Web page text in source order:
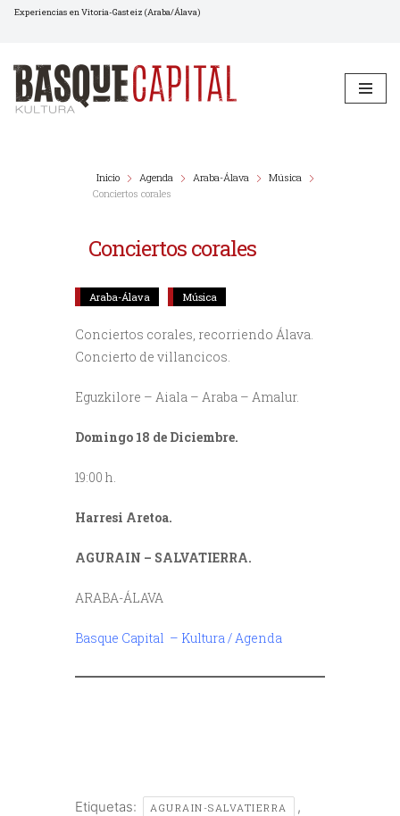
al
contenido
Experiencias en Vitoria-Gasteiz (Araba/Álava)
Inicio Agenda Araba-Álava
Música
Conciertos corales
Conciertos corales
Araba-Álava Música
Conciertos corales, recorriendo Álava.
Concierto de villancicos.
Eguzkilore – Aiala – Araba – Amalur.
Domingo 18 de Diciembre.
19:00 h.
Harresi Aretoa.
AGURAIN – SALVATIERRA.
ARABA-ÁLAVA
Basque Capital – Kultura / Agenda
Etiquetas: AGURAIN-SALVATIERRA ,